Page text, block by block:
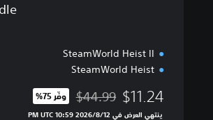
SteamWorld Heist II
SteamWorld Heist
$11.24 مخصوم من السعر الأصلي البالغ
$44.99 وفّر 75%‏
ينتهي العرض في 12‏/8‏/2026 10:59 PM UTC‏